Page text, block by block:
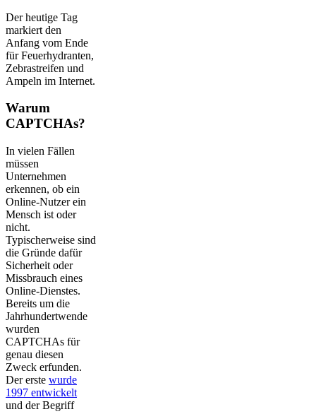
Der heutige Tag
markiert den
Anfang vom Ende
für Feuerhydranten,
Zebrastreifen und
Ampeln im Internet.
Warum
CAPTCHAs?
In vielen Fällen
müssen
Unternehmen
erkennen, ob ein
Online-Nutzer ein
Mensch ist oder
nicht.
Typischerweise sind
die Gründe dafür
Sicherheit oder
Missbrauch eines
Online-Dienstes.
Bereits um die
Jahrhundertwende
wurden
CAPTCHAs für
genau diesen
Zweck erfunden.
Der erste wurde
1997 entwickelt
und der Begriff